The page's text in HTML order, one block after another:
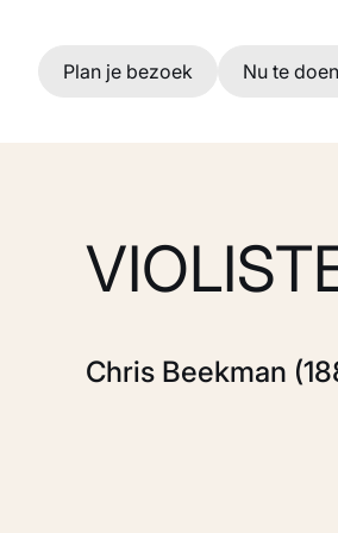
Ga naar hoofdinhoud
Plan je bezoek Nu te doen
Chris Beekman